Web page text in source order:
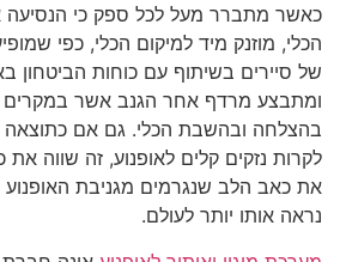
כאשר מתברר מעל לכל ספק כי הנסיעה
הכלי, מוזנק מיד למיקום הכלי, כפי
של סיירים בשיתוף עם כוחות הביטחון
ומתבצע מרדף אחר הגנב אשר במקרים
בהצלחה ובהשבת הכלי. גם אם כתוצאה
לקרות נזקים קלים לאופנוע, זה שווה
את כאב הלב שנגרמים מגניבת האופנוע
נראה אותו יותר לעולם.